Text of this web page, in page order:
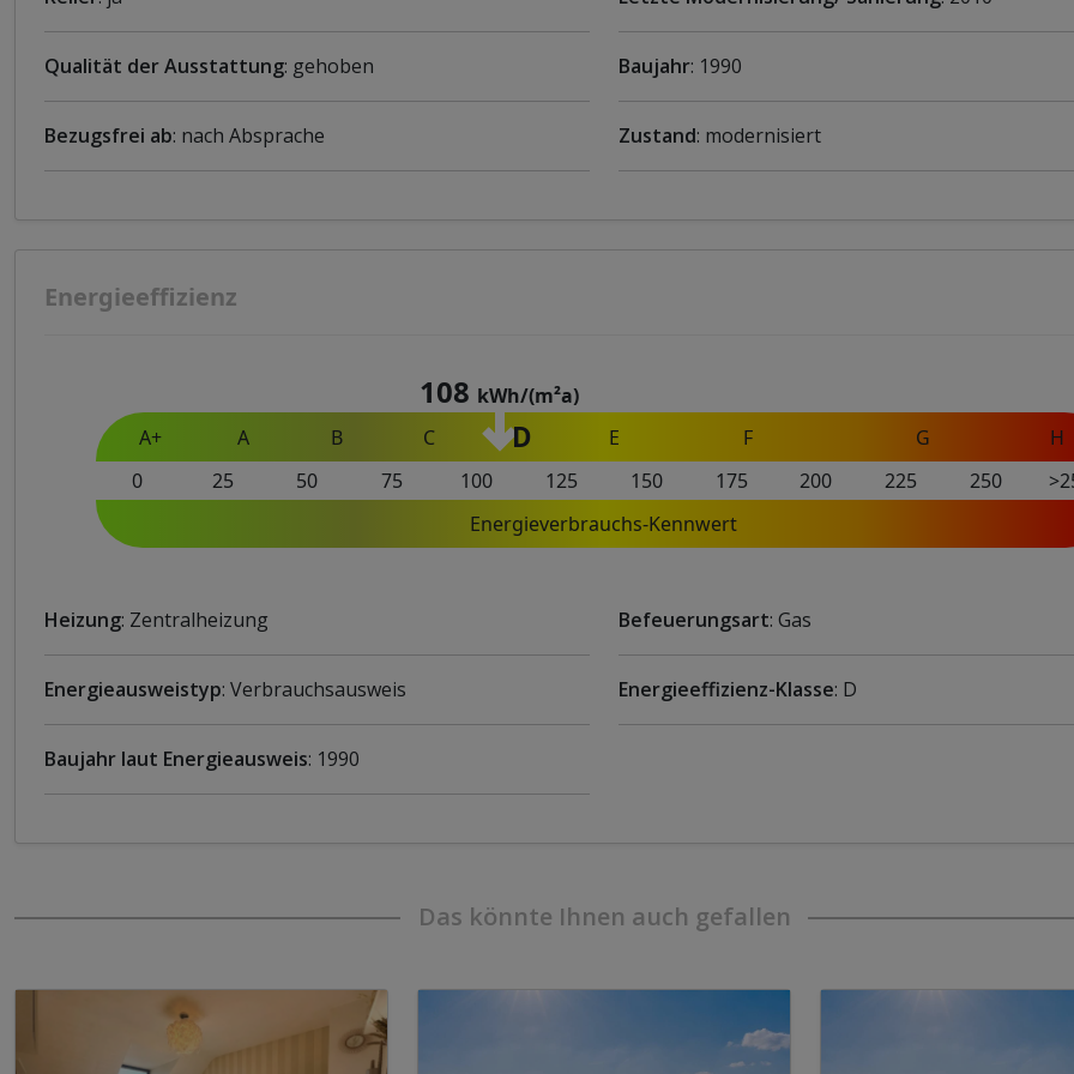
Qualität der Ausstattung: gehoben Baujahr: 1990
Bezugsfrei ab: nach Absprache Zustand: modernisiert
Energieeffizienz
A+ A B C D E F G H
108 kWh/(m²a)
0 25 50 75 100 125 150 175 200 225 250
Energieverbrauchs-Kennwert
Heizung: Zentralheizung Befeuerungsart: Gas
Energieausweistyp: Verbrauchsausweis Energieeffizienz-Klasse: D
Baujahr laut Energieausweis: 1990
Das könnte Ihnen auch gefallen